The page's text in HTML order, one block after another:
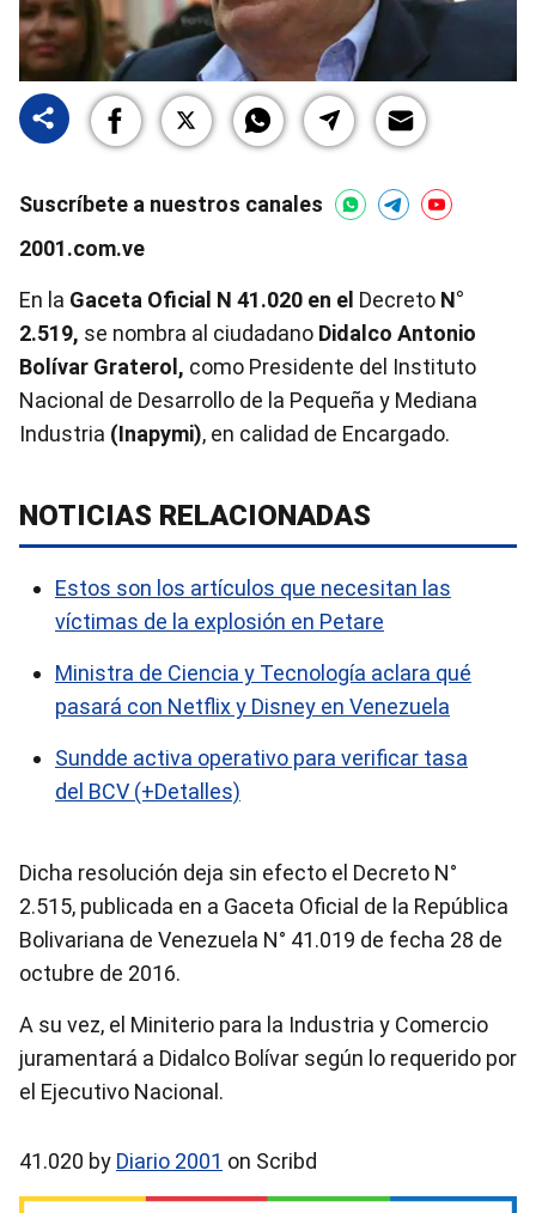
Suscríbete a nuestros canales
2001.com.ve
En la Gaceta Oficial N 41.020 en el Decreto N°
2.519, se nombra al ciudadano Didalco Antonio
Bolívar Graterol, como Presidente del Instituto
Nacional de Desarrollo de la Pequeña y Mediana
Industria (Inapymi), en calidad de Encargado.
NOTICIAS RELACIONADAS
Estos son los artículos que necesitan las
víctimas de la explosión en Petare
Ministra de Ciencia y Tecnología aclara qué
pasará con Netflix y Disney en Venezuela
Sundde activa operativo para verificar tasa
del BCV (+Detalles)
Dicha resolución deja sin efecto el Decreto N°
2.515, publicada en a Gaceta Oficial de la República
Bolivariana de Venezuela N° 41.019 de fecha 28 de
octubre de 2016.
A su vez, el Miniterio para la Industria y Comercio
juramentará a Didalco Bolívar según lo requerido por
el Ejecutivo Nacional.
41.020 by Diario 2001 on Scribd